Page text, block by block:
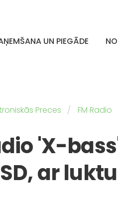
UN PIEGĀDE
Preces FM Radio
'X-
ar